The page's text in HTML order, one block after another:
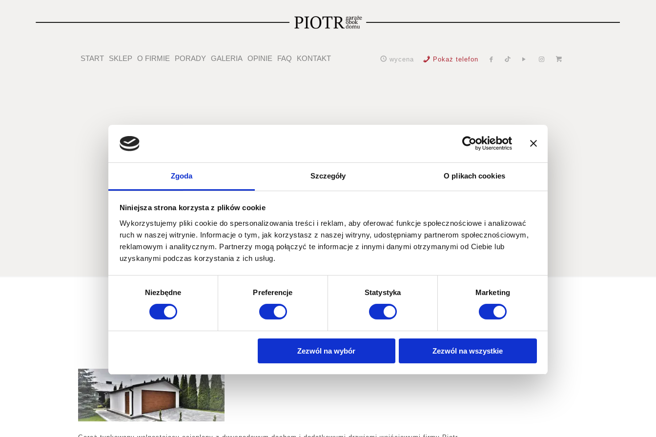
Zgoda Szczegóły O plikach cookies
Niniejsza strona korzysta z plików cookie
Wykorzystujemy pliki cookie do spersonalizowania treści i reklam, aby oferować funkcje społecznościowe i analizować
ruch w naszej witrynie. Informacje o tym, jak korzystasz z naszej witryny, udostępniamy partnerom społecznościowym,
reklamowym i analitycznym. Partnerzy mogą połączyć te informacje z innymi danymi otrzymanymi od Ciebie lub
uzyskanymi podczas korzystania z ich usług.
Niezbędne Preferencje Statystyka Marketing
Zezwól na wybór Zezwól na wszystkie
START SKLEP O FIRMIE PORADY GALERIA OPINIE FAQ KONTAKT wycena Pokaż telefon
Garaże tynkowane
wolnostojące